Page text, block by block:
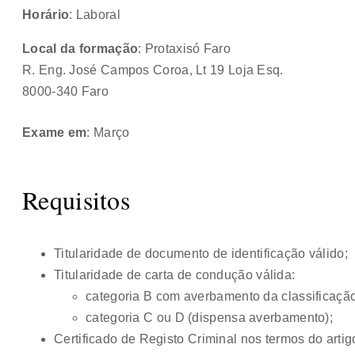
Horário: Laboral
Local da formação: Protaxisó Faro
R. Eng. José Campos Coroa, Lt 19 Loja Esq.
8000-340 Faro
Exame em: Março
Requisitos
Titularidade de documento de identificação válido;
Titularidade de carta de condução válida:
categoria B com averbamento da
categoria C ou D (dispensa averbamento);
Certificado de Registo Criminal nos termos do